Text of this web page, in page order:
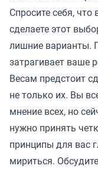
Спросите себя, что
сделаете этот
лишние варианты.
затрагивает ваше
Весам предстоит
не только их. Вы
мнение всех, но
нужно принять
принципы для вас
мириться.